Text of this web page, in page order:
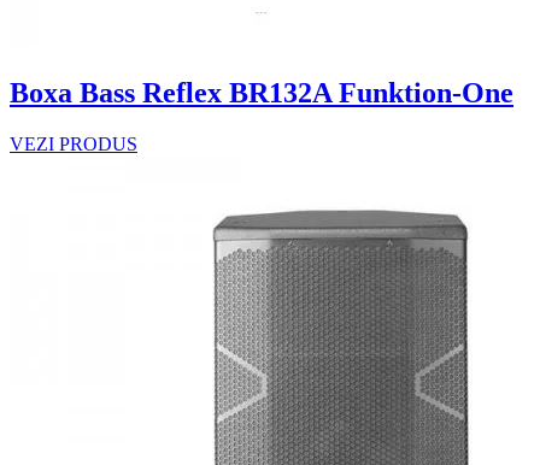
Boxa Bass Reflex BR132A Funktion-One
VEZI PRODUS